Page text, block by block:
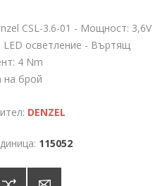
CSL-3.6-01 - Мощност: 3,6V
LED осветление - Въртящ
4 Nm
на брой
DENZEL
115052